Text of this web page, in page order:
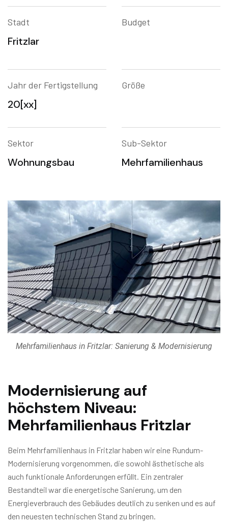
Stadt
Fritzlar
Budget
Jahr der Fertigstellung
20[xx]
Größe
Sektor
Wohnungsbau
Sub-Sektor
Mehrfamilienhaus
Mehrfamilienhaus in Fritzlar: Sanierung & Modernisierung
Modernisierung auf
höchstem Niveau:
Mehrfamilienhaus Fritzlar
Beim Mehrfamilienhaus in Fritzlar haben wir eine Rundum-
Modernisierung vorgenommen, die sowohl ästhetische als
auch funktionale Anforderungen erfüllt. Ein zentraler
Bestandteil war die energetische Sanierung, um den
Energieverbrauch des Gebäudes deutlich zu senken und es auf
den neuesten technischen Stand zu bringen.